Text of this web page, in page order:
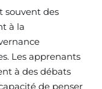
souvent des
à la
Les apprenants
à des débats
de penser